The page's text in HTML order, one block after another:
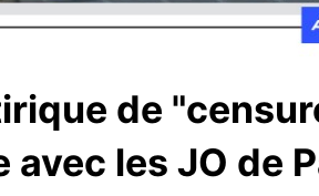
de
les JO de